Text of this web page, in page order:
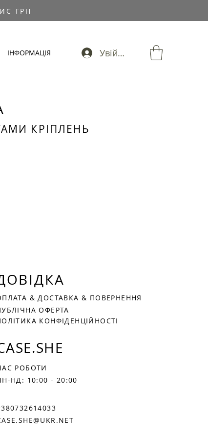
ГРН
ІНФОРМАЦІЯ Увійти
КРІПЛЕНЬ
&ДОСТАВКА & ПОВЕРНЕННЯ
ОФЕРТА
КОНФІДЕНЦІЙНОСТІ
РОБОТИ
НД: 10:00 - 20:00